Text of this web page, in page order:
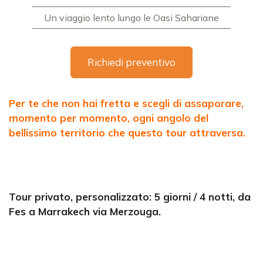
Un viaggio lento lungo le Oasi Sahariane
Richiedi preventivo
Per te che non hai fretta e scegli di assaporare,
momento per momento, ogni angolo del
bellissimo territorio che questo tour attraversa.
Tour privato, personalizzato: 5 giorni / 4 notti, da
Fes a Marrakech via Merzouga.